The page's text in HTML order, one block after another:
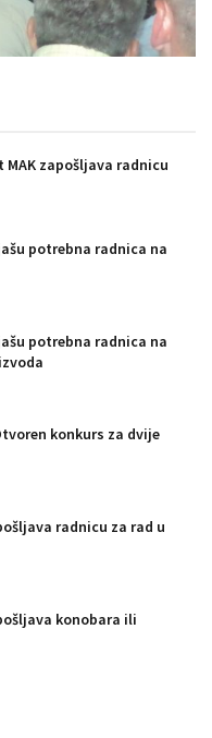
MAK zapošljava radnicu
potrebna radnica na
potrebna radnica na
konkurs za dvije
radnicu za rad u
konobara ili